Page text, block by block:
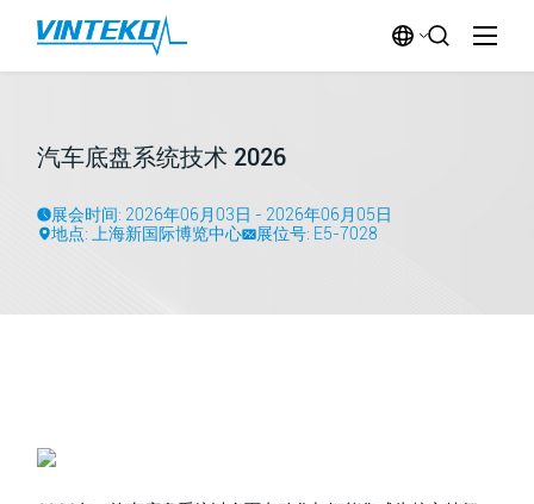
汽车底盘系统技术 2026
展会时间: 2026年06月03日 - 2026年06月05日
地点: 上海新国际博览中心
展位号: E5-7028